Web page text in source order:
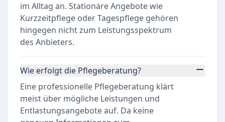
im Alltag an. Stationäre Angebote wie
Kurzzeitpflege oder Tagespflege gehören
hingegen nicht zum Leistungsspektrum
des Anbieters.
Wie erfolgt die Pflegeberatung?
Eine professionelle Pflegeberatung klärt
meist über mögliche Leistungen und
Entlastungsangebote auf. Da keine